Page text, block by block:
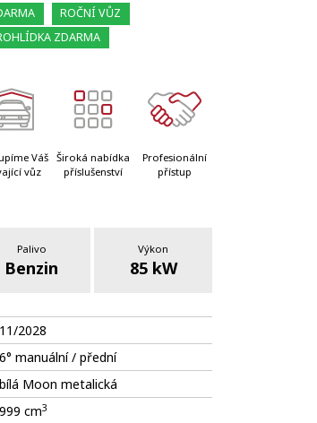
ROČNÍ VŮZ
ZDARMA
Váš
vůz
Široká nabídka
příslušenství
Profesionální
přístup
Palivo
Benzin
Výkon
85 kW
11/2028
6° manuální / přední
bílá Moon metalická
999 cm3